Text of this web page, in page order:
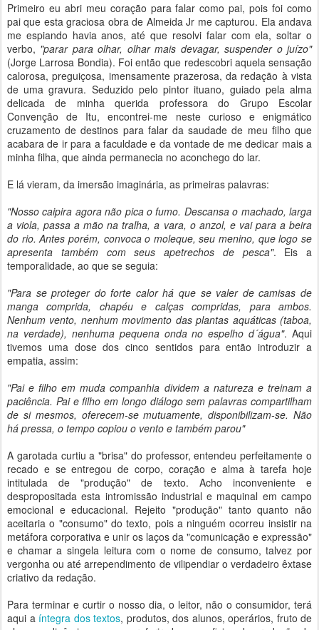
Primeiro eu abri meu coração para falar como pai, pois foi como
pai que esta graciosa obra de Almeida Jr me capturou. Ela andava
me espiando havia anos, até que resolvi falar com ela, soltar o
verbo, "parar para olhar, olhar mais devagar, suspender o juízo"
(Jorge Larrosa Bondia). Foi então que redescobri aquela sensação
calorosa, preguiçosa, imensamente prazerosa, da redação à vista
de uma gravura. Seduzido pelo pintor ituano, guiado pela alma
delicada de minha querida professora do Grupo Escolar
Convenção de Itu, encontrei-me neste curioso e enigmático
cruzamento de destinos para falar da saudade de meu filho que
acabara de ir para a faculdade e da vontade de me dedicar mais a
minha filha, que ainda permanecia no aconchego do lar.
E lá vieram, da imersão imaginária, as primeiras palavras:
"Nosso caipira agora não pica o fumo. Descansa o machado, larga
a viola, passa a mão na tralha, a vara, o anzol, e vai para a beira
do rio. Antes porém, convoca o moleque, seu menino, que logo se
apresenta também com seus apetrechos de pesca". Eis a
temporalidade, ao que se seguia:
"Para se proteger do forte calor há que se valer de camisas de
manga comprida, chapéu e calças compridas, para ambos.
Nenhum vento, nenhum movimento das plantas aquáticas (taboa,
na verdade), nenhuma pequena onda no espelho d´água". Aqui
tivemos uma dose dos cinco sentidos para então introduzir a
empatia, assim:
"Pai e filho em muda companhia dividem a natureza e treinam a
paciência. Pai e filho em longo diálogo sem palavras compartilham
de si mesmos, oferecem-se mutuamente, disponibilizam-se. Não
há pressa, o tempo copiou o vento e também parou"
A garotada curtiu a "brisa" do professor, entendeu perfeitamente o
recado e se entregou de corpo, coração e alma à tarefa hoje
intitulada de "produção" de texto. Acho inconveniente e
despropositada esta intromissão industrial e maquinal em campo
emocional e educacional. Rejeito "produção" tanto quanto não
aceitaria o "consumo" do texto, pois a ninguém ocorreu insistir na
metáfora corporativa e unir os laços da "comunicação e expressão"
e chamar a singela leitura com o nome de consumo, talvez por
vergonha ou até arrependimento de vilipendiar o verdadeiro êxtase
criativo da redação.
Para terminar e curtir o nosso dia, o leitor, não o consumidor, terá
aqui a íntegra dos textos, produtos, dos alunos, operários, fruto de